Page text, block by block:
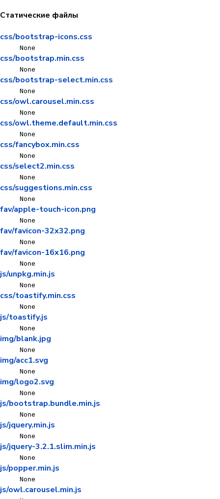
Статические файлы
css/bootstrap-icons.css
None
css/bootstrap.min.css
None
css/bootstrap-select.min.css
None
css/owl.carousel.min.css
None
css/owl.theme.default.min.css
None
css/fancybox.min.css
None
css/select2.min.css
None
css/suggestions.min.css
None
fav/apple-touch-icon.png
None
fav/favicon-32x32.png
None
fav/favicon-16x16.png
None
js/unpkg.min.js
None
css/toastify.min.css
None
js/toastify.js
None
img/blank.jpg
None
img/acc1.svg
None
img/logo2.svg
None
js/bootstrap.bundle.min.js
None
js/jquery.min.js
None
js/jquery-3.2.1.slim.min.js
None
js/popper.min.js
None
js/owl.carousel.min.js